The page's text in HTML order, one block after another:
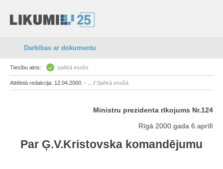
Darbības ar dokumentu
Tiesību akts: spēkā esošs
Attēlotā redakcija: 12.04.2000. - ... / Spēkā esošā
Ministru prezidenta rīkojums Nr.124
Rīgā 2000.gada 6.aprīlī
Par Ģ.V.Kristovska komandējumu